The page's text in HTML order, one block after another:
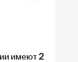
имеют 2